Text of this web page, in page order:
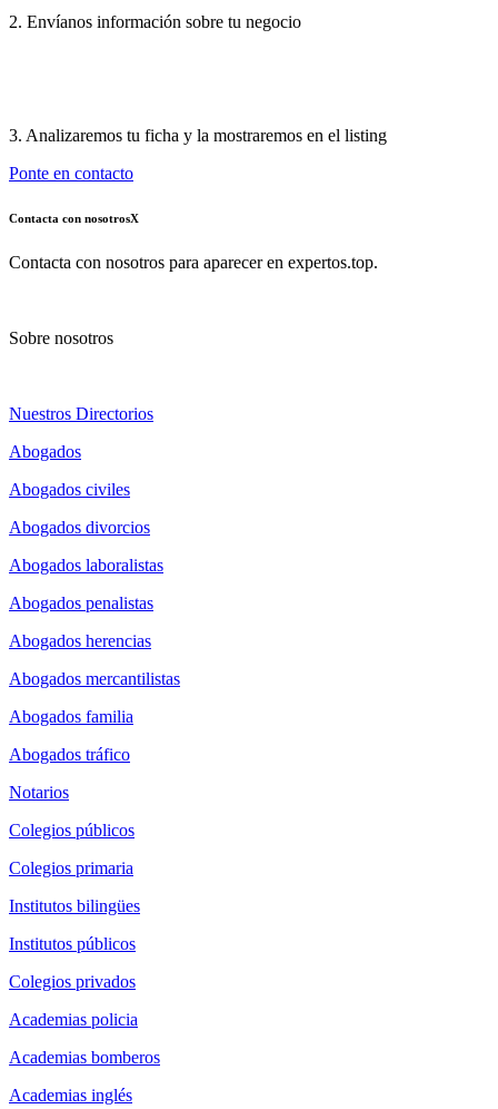
2. Envíanos información sobre tu negocio
3. Analizaremos tu ficha y la mostraremos en el listing
Ponte en contacto
Contacta con nosotrosX
Contacta con nosotros para aparecer en expertos.top.
Sobre nosotros
Nuestros Directorios
Abogados
Abogados civiles
Abogados divorcios
Abogados laboralistas
Abogados penalistas
Abogados herencias
Abogados mercantilistas
Abogados familia
Abogados tráfico
Notarios
Colegios públicos
Colegios primaria
Institutos bilingües
Institutos públicos
Colegios privados
Academias policia
Academias bomberos
Academias inglés